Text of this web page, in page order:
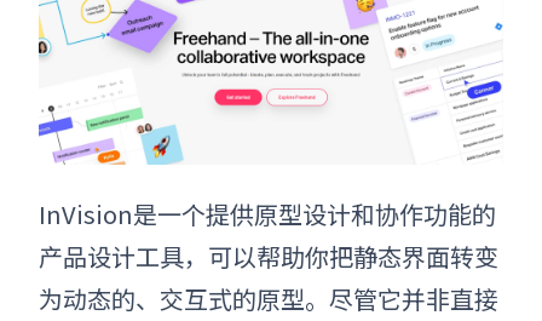
InVision是一个提供原型设计和协作功能的
产品设计工具，可以帮助你把静态界面转变
为动态的、交互式的原型。尽管它并非直接